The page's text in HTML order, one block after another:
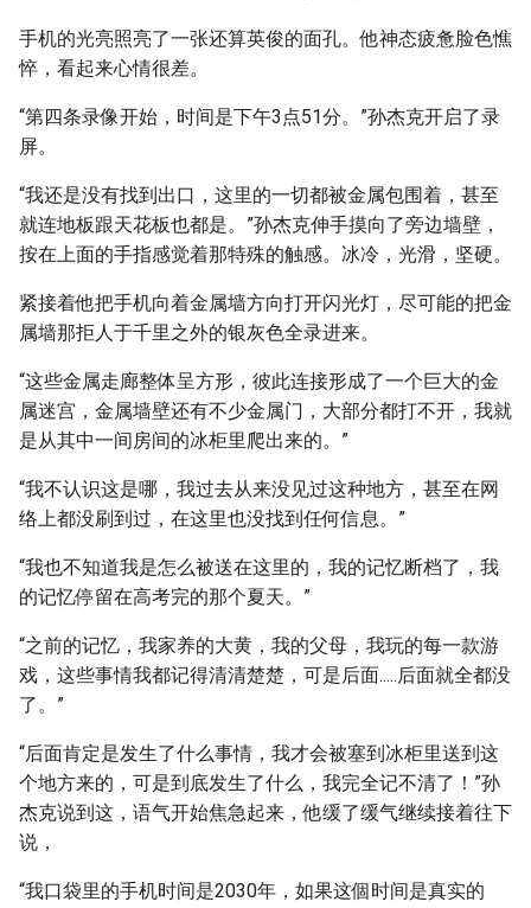
手机的光亮照亮了一张还算英俊的面孔。他神态疲惫脸色憔
悴，看起来心情很差。
“第四条录像开始，时间是下午3点51分。”孙杰克开启了录
屏。
“我还是没有找到出口，这里的一切都被金属包围着，甚至
就连地板跟天花板也都是。”孙杰克伸手摸向了旁边墙壁，
按在上面的手指感觉着那特殊的触感。冰冷，光滑，坚硬。
紧接着他把手机向着金属墙方向打开闪光灯，尽可能的把金
属墙那拒人于千里之外的银灰色全录进来。
“这些金属走廊整体呈方形，彼此连接形成了一个巨大的金
属迷宫，金属墙壁还有不少金属门，大部分都打不开，我就
是从其中一间房间的冰柜里爬出来的。”
“我不认识这是哪，我过去从来没见过这种地方，甚至在网
络上都没刷到过，在这里也没找到任何信息。”
“我也不知道我是怎么被送在这里的，我的记忆断档了，我
的记忆停留在高考完的那个夏天。”
“之前的记忆，我家养的大黄，我的父母，我玩的每一款游
戏，这些事情我都记得清清楚楚，可是后面.....后面就全都没
了。”
“后面肯定是发生了什么事情，我才会被塞到冰柜里送到这
个地方来的，可是到底发生了什么，我完全记不清了！”孙
杰克说到这，语气开始焦急起来，他缓了缓气继续接着往下
说，
“我口袋里的手机时间是2030年，如果这個时间是真实的